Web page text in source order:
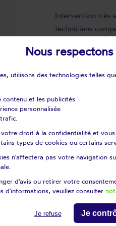
Intervention très
techniciens
Avis déposé le
Nous
utilisons des technologies telles
contenu et les publicités
personnalisée
votre droit à la confidentialité et
types de cookies ou certains
n'affectera pas votre navigation
d'avis ou retirer votre
d'informations, veuillez consulter
Je refuse Je